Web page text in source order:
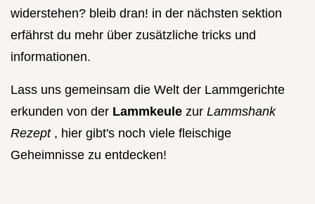
widerstehen? bleib dran! in der nächsten sektion
erfährst du mehr über zusätzliche tricks und
informationen.
Lass uns gemeinsam die Welt der Lammgerichte
erkunden von der Lammkeule zur Lammshank
Rezept , hier gibt's noch viele fleischige
Geheimnisse zu entdecken!